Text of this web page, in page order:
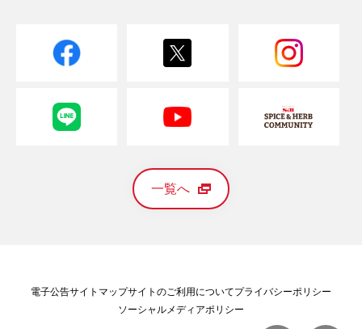
一覧へ
電子公告サイトマップサイトのご利用についてプライバシーポリシー
ソーシャルメディアポリシー